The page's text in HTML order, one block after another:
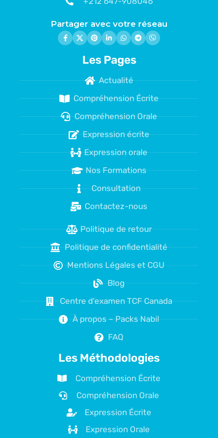
Partager avec votre réseau
Les Pages
Actualité
Compréhension Écrite
Compréhension Orale
Expression écrite
Expression orale
Nos Formations
Consultation
Contactez-nous
Politique de retour
Politique de confidentialité
Mentions Légales et CGU
Blog
Centre d'examen TCF Canada
À propos – Packs Nabil
FAQ
Les Méthodologies
Compréhension Écrite
Compréhension Orale
Expression Écrite
Expression Orale